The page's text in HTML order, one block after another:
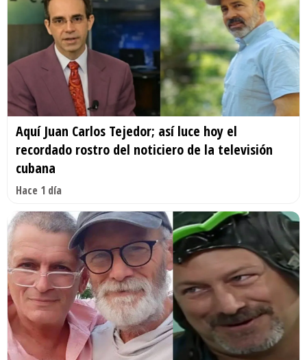
Aquí Juan Carlos Tejedor; así luce hoy el
recordado rostro del noticiero de la televisión
cubana
Hace 1 día